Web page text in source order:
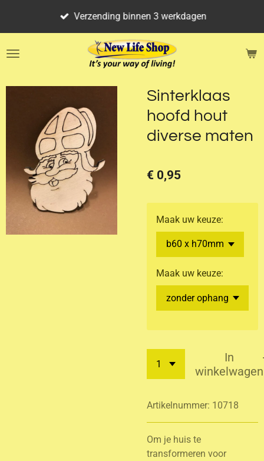
de
Verzending binnen 3 werkdagen
Sinterklaas
hoofd hout
diverse maten
€ 0,95
Maak uw keuze:
Maak uw keuze:
In
winkelwagen
Artikelnummer: 10718
Om je huis te
transformeren voor